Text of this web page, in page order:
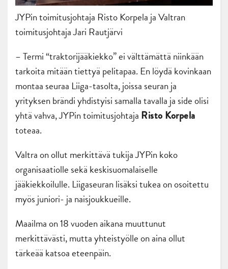
JYPin toimitusjohtaja Risto Korpela ja Valtran
toimitusjohtaja Jari Rautjärvi
– Termi “traktorijääkiekko” ei välttämättä niinkään
tarkoita mitään tiettyä pelitapaa. En löydä kovinkaan
montaa seuraa Liiga-tasolta, joissa seuran ja
yrityksen brändi yhdistyisi samalla tavalla ja side olisi
yhtä vahva, JYPin toimitusjohtaja Risto Korpela
toteaa.
Valtra on ollut merkittävä tukija JYPin koko
organisaatiolle sekä keskisuomalaiselle
jääkiekkoilulle. Liigaseuran lisäksi tukea on osoitettu
myös juniori- ja naisjoukkueille.
Maailma on 18 vuoden aikana muuttunut
merkittävästi, mutta yhteistyölle on aina ollut
tärkeää katsoa eteenpäin.